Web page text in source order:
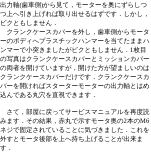
出力軸(歯車側)から見て，モーターを奥にずらしつ
つ上へ引き上げれば取り出せるはずです．しかし，
ビクともしません．
クランクケースカバーを外し，歯車側からモータ
ーのボディへプラスチックハンマーを当てたままハ
ンマーで小突きましたがビクともしません．1枚目
の写真はクランクケースカバーとミッションカバー
の両者を開けていますが，開けた方が望ましいのは
クランクケースカバーだけです．クランクケースカ
バーを開ければスターターモーターの出力軸とはめ
込んである丸穴を直視できます．
さて，部屋に戻ってサービスマニュアルを再度読
みます．その結果，赤丸で示すモータ奥の2本のM6
ネジで固定されていることに気づきました．これを
外すとモータ後部を上へ持ち上げることが出来ま
す．